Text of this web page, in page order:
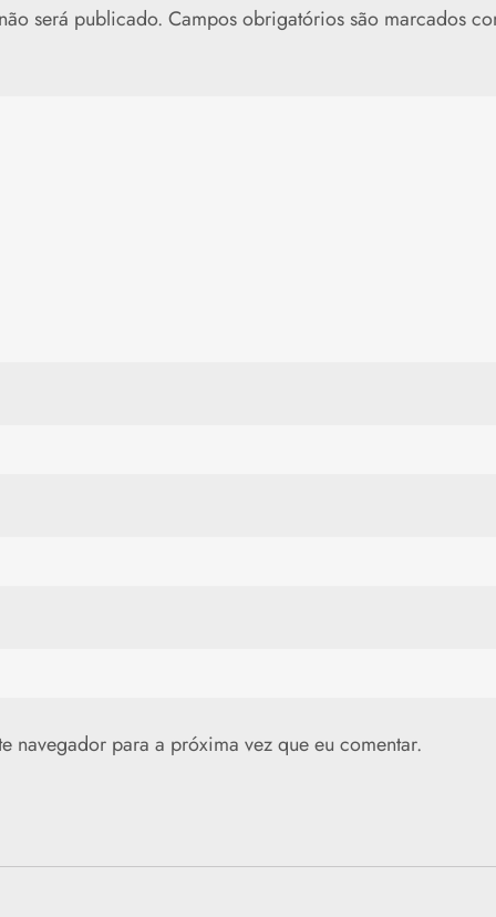
será publicado. Campos obrigatórios são marcados
navegador para a próxima vez que eu comentar.